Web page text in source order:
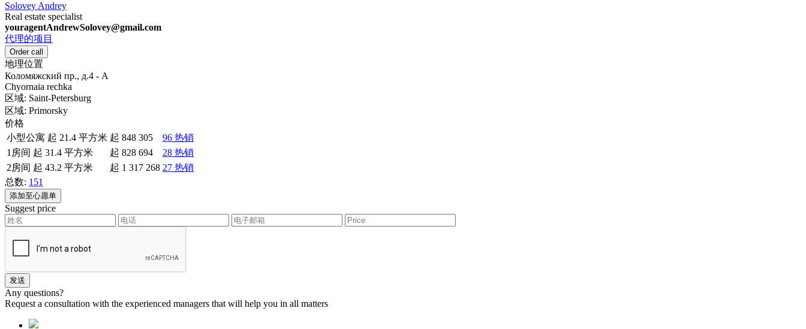
Solovey Andrey
Real estate specialist
youragentAndrewSolovey@gmail.com
代理的项目
Order call
地理位置
Коломяжский пр., д.4 - А
Chyornaia rechka
区域: Saint-Petersburg
区域: Primorsky
价格
小型公寓 起 21.4 平方米 起 848 305
96 热销
1房间 起 31.4 平方米
起 828 694
28 热销
2房间 起 43.2 平方米
起 1 317 268 27 热销
总数: 151
添加至心愿单
Suggest price
Any questions?
Request a consultation with the experienced managers that will help you in all matters